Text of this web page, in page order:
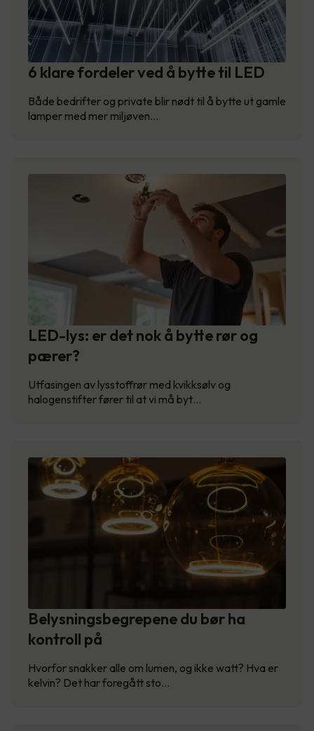
6 klare fordeler ved å bytte til LED
Både bedrifter og private blir nødt til å bytte ut gamle
lamper med mer miljøven…
LED-lys: er det nok å bytte rør og
pærer?
Utfasingen av lysstoffrør med kvikksølv og
halogenstifter fører til at vi må byt…
Belysningsbegrepene du bør ha
kontroll på
Hvorfor snakker alle om lumen, og ikke watt? Hva er
kelvin? Det har foregått sto…